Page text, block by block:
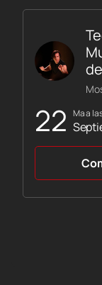
22 ma a